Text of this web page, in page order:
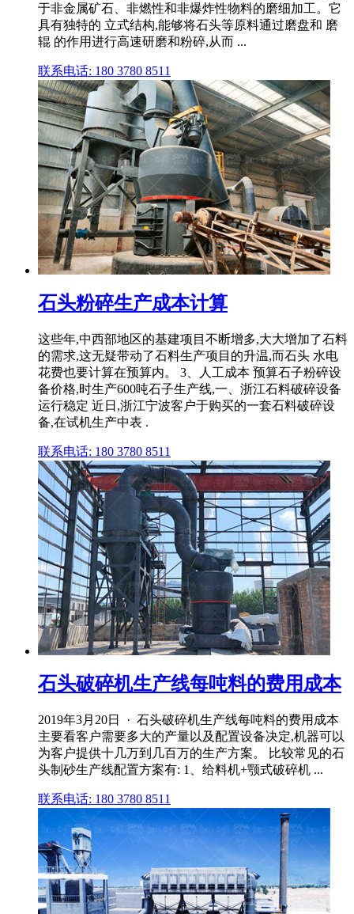
于非金属矿石、非燃性和非爆炸性物料的磨细加工。它
具有独特的 立式结构,能够将石头等原料通过磨盘和 磨
辊 的作用进行高速研磨和粉碎,从而 ...
联系电话: 180 3780 8511
石头粉碎生产成本计算
这些年,中西部地区的基建项目不断增多,大大增加了石料
的需求,这无疑带动了石料生产项目的升温,而石头 水电
花费也要计算在预算内。 3、人工成本 预算石子粉碎设
备价格,时生产600吨石子生产线,一、浙江石料破碎设备
运行稳定 近日,浙江宁波客户于购买的一套石料破碎设
备,在试机生产中表 .
联系电话: 180 3780 8511
石头破碎机生产线每吨料的费用成本
2019年3月20日 · 石头破碎机生产线每吨料的费用成本
主要看客户需要多大的产量以及配置设备决定,机器可以
为客户提供十几万到几百万的生产方案。 比较常见的石
头制砂生产线配置方案有: 1、给料机+颚式破碎机 ...
联系电话: 180 3780 8511